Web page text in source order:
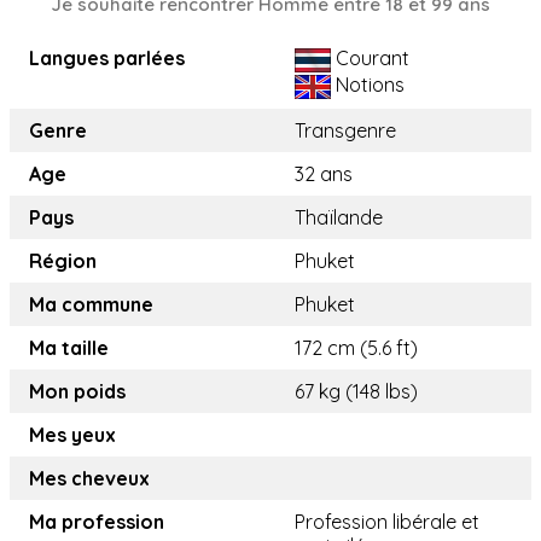
Je souhaite rencontrer Homme entre 18 et 99 ans
Langues parlées
Courant
Notions
Genre
Transgenre
Age
32 ans
Pays
Thaïlande
Région
Phuket
Ma commune
Phuket
Ma taille
172 cm (5.6 ft)
Mon poids
67 kg (148 lbs)
Mes yeux
Mes cheveux
Ma profession
Profession libérale et